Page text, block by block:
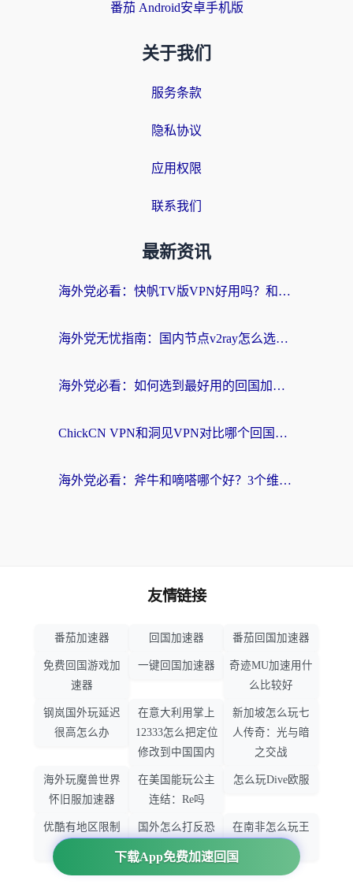
番茄 Android安卓手机版
关于我们
服务条款
隐私协议
应用权限
联系我们
最新资讯
海外党必看：快帆TV版VPN好用吗？和快游VPN对比哪个回国效果更好？附实用避坑指南
海外党无忧指南：国内节点v2ray怎么选？一键回国VPN+多场景实测帮你避坑
海外党必看：如何选到最好用的回国加速器？从节点到售后的全维度指南
ChickCN VPN和洞见VPN对比哪个回国效果更好？海外党亲测3款加速器+避坑指南
海外党必看：斧牛和嘀嗒哪个好？3个维度教你选对回国加速器
下载App免费加速回国
友情链接
番茄加速器 回国加速器 番茄回国加速器
免费回国游戏加
速器
一键回国加速器
奇迹MU加速用什
么比较好
钢岚国外玩延迟
很高怎么办
在意大利用掌上
12333怎么把定位
修改到中国国内
新加坡怎么玩七
人传奇：光与暗
之交战
海外玩魔兽世界
怀旧服加速器
在美国能玩公主
连结：Re吗
怎么玩Dive欧服
优酷有地区限制
国外怎么打反恐
精英：全球攻势
在南非怎么玩王